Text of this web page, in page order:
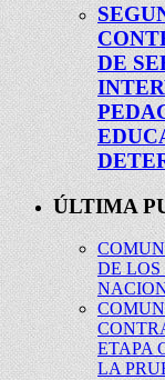
DE
ÚLTIMA
DE LOS
ETAPA
LA